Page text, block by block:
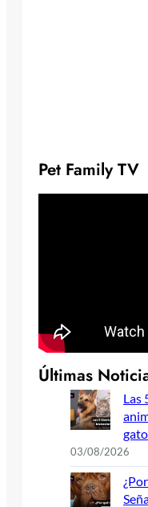
Pet Family TV
Últimas
Las
03/08/2026